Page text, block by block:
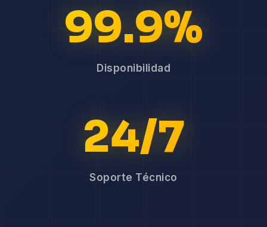
99.9%
Disponibilidad
24/7
Soporte Técnico